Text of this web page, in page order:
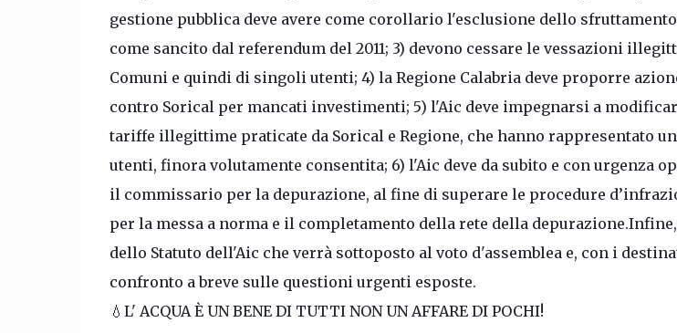
gestione pubblica deve avere come corollario l'esclusione dello sfruttamento
come sancito dal referendum del 2011; 3) devono cessare le vessazioni
Comuni e quindi di singoli utenti; 4) la Regione Calabria deve proporre
contro Sorical per mancati investimenti; 5) l'Aic deve impegnarsi a
tariffe illegittime praticate da Sorical e Regione, che hanno rappresentato
utenti, finora volutamente consentita; 6) l'Aic deve da subito e con urgenza
il commissario per la depurazione, al fine di superare le procedure
per la messa a norma e il completamento della rete della depurazione.
dello Statuto dell'Aic che verrà sottoposto al voto d'assemblea e, con i
confronto a breve sulle questioni urgenti esposte.
💧L' ACQUA È UN BENE DI TUTTI NON UN AFFARE DI POCHI!